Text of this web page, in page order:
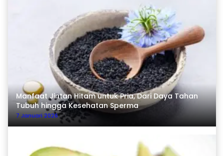
Manfaat Jintan Hitam untuk Pria, Dari Daya Tahan
Tubuh hingga Kesehatan Sperma
7 Januari 2026